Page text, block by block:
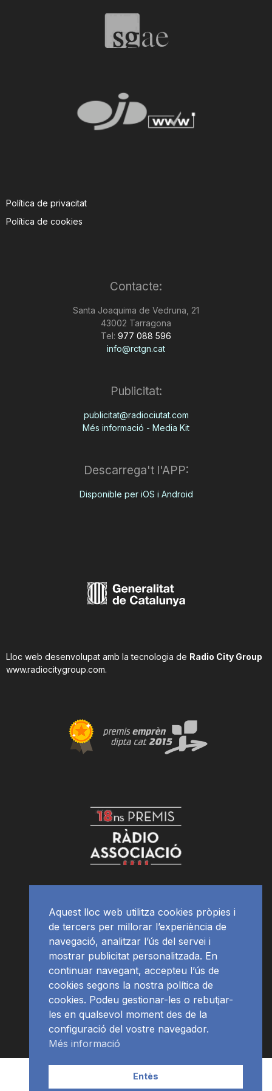
g
Política de privacitat
Política de cookies
Contacte:
Santa Joaquima de Vedruna, 21
43002 Tarragona
Tel: 977 088 596
info@rctgn.cat
Publicitat:
publicitat@radiociutat.com
Més informació - Media Kit
Descarrega't l'APP:
Disponible per iOS i Android
Lloc web desenvolupat amb la tecnologia de Radio City Group
www.radiocitygroup.com.
APP Programació
Aquest lloc web utilitza cookies pròpies i
de tercers per millorar l’experiència de
navegació, analitzar l’ús del servei i
mostrar publicitat personalitzada. En
continuar navegant, accepteu l’ús de
cookies segons la nostra política de
cookies. Podeu gestionar-les o rebutjar-
les en qualsevol moment des de la
configuració del vostre navegador.
Més informació
Entès